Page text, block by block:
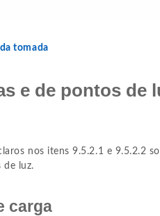
tomada
e de pontos de
nos itens 9.5.2.1 e 9.5.2.2
de luz.
carga